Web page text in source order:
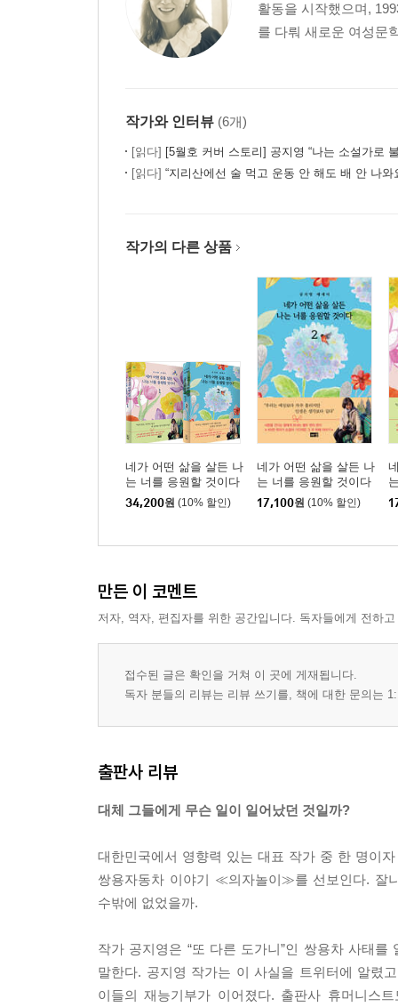
활동을 시작했으며,
를 다뤄 새로운 여성문
작가와 인터뷰 (6개)
[읽다] [5월호 커버 스토리] 공지영 “나는 소설가로 불리
[읽다] “지리산에선 술 먹고 운동 안 해도 배 안 나와요” - 『공지영
작가의 다른 상품
네가 어떤 삶을 살든 나
는 너를 응원할 것이다
1,2 세트
34,200원 (10% 할인)
네가 어떤 삶을 살든 나
는 너를 응원할 것이다
2
17,100원 (10% 할인)
1
만든 이 코멘트
저자, 역자, 편집자를 위한 공간입니다. 독자들에게 전하
접수된 글은 확인을 거쳐 이 곳에 게재됩니다.
독자 분들의 리뷰는 리뷰 쓰기를, 책에 대한 문의는
출판사 리뷰
대체 그들에게 무슨 일이 일어났던 것일까?
대한민국에서 영향력 있는 대표 작가 중 한 명이
쌍용자동차 이야기 ≪의자놀이≫를 선보인다. 잘
수밖에 없었을까.
작가 공지영은 “또 다른 도가니”인 쌍용차 사태
말한다. 공지영 작가는 이 사실을 트위터에 알렸
이들의 재능기부가 이어졌다. 출판사 휴머니스